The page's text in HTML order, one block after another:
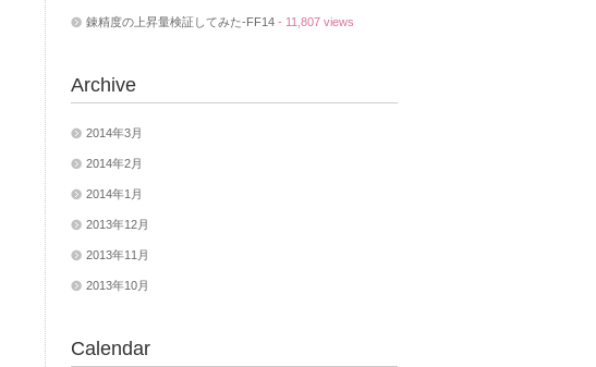
錬精度の上昇量検証してみた-FF14 - 11,807 views
Archive
2014年3月
2014年2月
2014年1月
2013年12月
2013年11月
2013年10月
Calendar